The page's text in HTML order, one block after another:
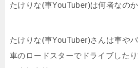
たけりな(車YouTuber)は何者なのか
たけりな(車YouTuber)さんは車や
車のロードスターでドライブした